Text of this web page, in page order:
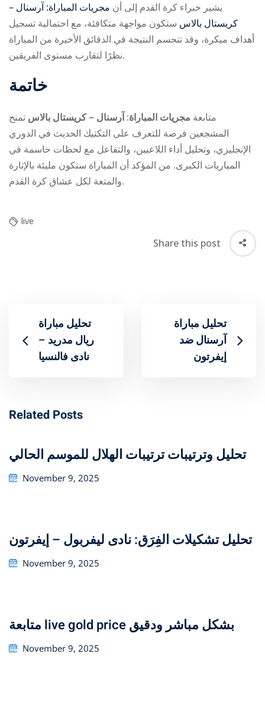
يشير خبراء كرة القدم إلى أن مجريات المباراة: آرسنال –
كريستال بالاس ستكون مواجهة متكافئة، مع احتمالية تسجيل
أهداف مبكرة، وقد تتحسم النتيجة في الدقائق الأخيرة من المباراة
نظرًا لتقارب مستوى الفريقين.
خاتمة
متابعة مجريات المباراة: آرسنال – كريستال بالاس تمنح
المشجعين فرصة للتعرف على التكتيك الحديث في الدوري
الإنجليزي، وتحليل أداء اللاعبين، والتفاعل مع لحظات حاسمة في
المباريات الكبرى. من المؤكد أن المباراة ستكون مليئة بالإثارة
والمتعة لكل عشاق كرة القدم.
live
Share this post
تحليل مباراة
ريال مدريد –
نادى فالنسيا
تحليل مباراة
آرسنال ضد
إيفرتون
Related Posts
تحليل وترتيبات ترتيبات الهلال للموسم الحالي
Posted
November 9, 2025
تحليل تشكيلات الفِرَق: نادى ليفربول – إيفرتون
Posted
November 9, 2025
متابعة live gold price بشكل مباشر ودقيق
Posted
November 9, 2025